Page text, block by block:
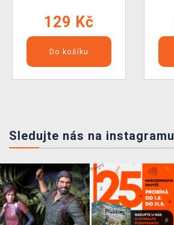
129 Kč
Do košíku
Sledujte nás na instagramu